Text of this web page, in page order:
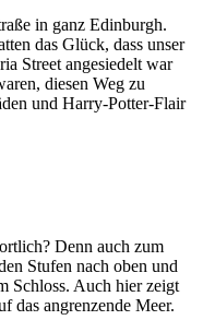
in ganz Edinburgh.
das Glück, dass unser
Street angesiedelt war
diesen Weg zu
und Harry-Potter-Flair
Denn auch zum
Stufen nach oben und
Schloss. Auch hier zeigt
das angrenzende Meer.